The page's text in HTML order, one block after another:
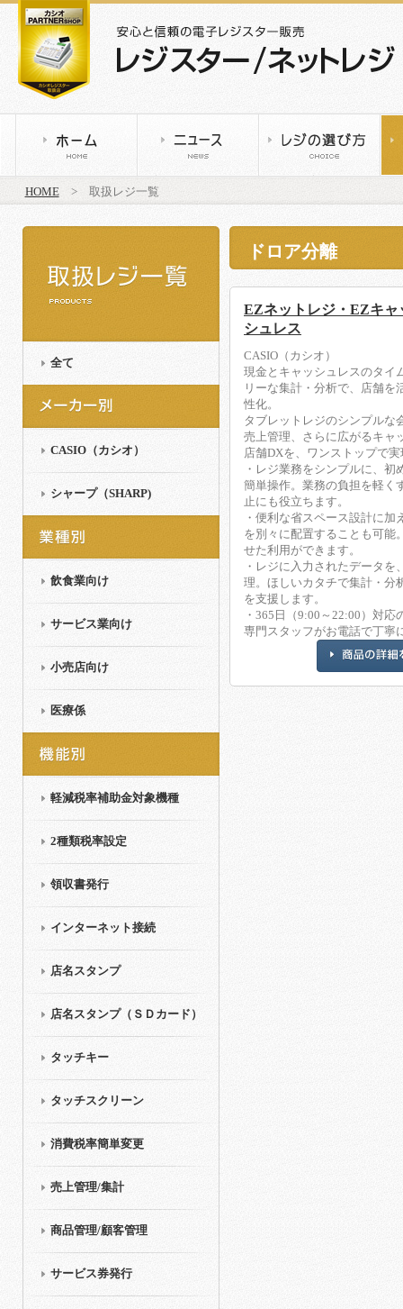
HOME> 取扱レジ一覧
全て
CASIO（カシオ）
シャープ（SHARP)
飲食業向け
サービス業向け
小売店向け
医療係
軽減税率補助金対象機種
2種類税率設定
領収書発行
インターネット接続
店名スタンプ
店名スタンプ（ＳＤカード）
タッチキー
タッチスクリーン
消費税率簡単変更
売上管理/集計
商品管理/顧客管理
サービス券発行
ドロア分離
EZネットレジ・EZキャ
シュレス
CASIO（カシオ）
現金とキャッシュレスのタイ
リーな集計・分析で、店舗を
性化。
タブレットレジのシンプルな
売上管理、さらに広がるキャ
店舗DXを、ワンストップで
・レジ業務をシンプルに、初
簡単操作。業務の負担を軽く
止にも役立ちます。
・便利な省スペース設計に加
を別々に配置することも可能
せた利用ができます。
・レジに入力されたデータを
理。ほしいカタチで集計・分
を支援します。
・365日（9:00～22:00）対
専門スタッフがお電話で丁寧